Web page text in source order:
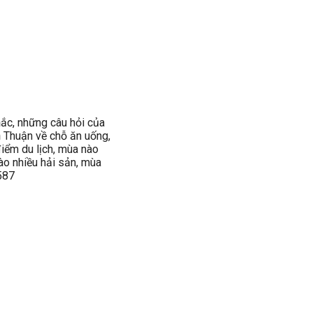
những câu hỏi của
về chỗ ăn uống,
du lịch, mùa nào
nhiều hải sản, mùa